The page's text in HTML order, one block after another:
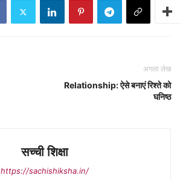
अगला लेख
Relationship: ऐसे बनाएं रिश्ते को
घनिष्ठ
सच्ची शिक्षा
https://sachishiksha.in/